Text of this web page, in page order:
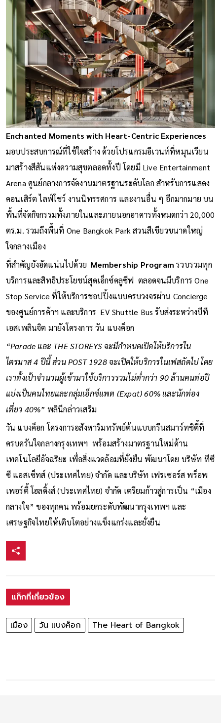
Enchanted Moments with Heart-Centric Experiences
มอบประสบการณ์ที่ใช้ใจสร้าง ด้วยโปรแกรมอีเวนท์ที่หมุนเวียน
มาสร้างสีสันแห่งความสุขตลอดทั้งปี โดยมี Live Entertainment
Arena ศูนย์กลางการจัดงานมาตรฐานระดับโลก สำหรับการแสดง
คอนเสิร์ต ไลฟ์โชว์ งานนิทรรศการ และงานอื่น ๆ อีกมากมาย บน
พื้นที่จัดกิจกรรมทั้งภายในและภายนอกอาคารทั้งหมดกว่า 20,000
ตร.ม. รวมถึงพื้นที่ One Bangkok Park สวนสีเขียวขนาดใหญ่
ใจกลางเมือง
ที่สำคัญยังอัดแน่นไปด้วย Membership Program รวบรวมทุก
บริการและสิทธิประโยชน์สุดเอ็กซ์คลูซีฟ ตลอดจนมีบริการ One
Stop Service ที่ให้บริการชอปปิ้งแบบครบวงจรผ่าน Concierge
ของศูนย์การค้าฯ และบริการ EV Shuttle Bus รับส่งระหว่างบีที
เอสเพลินจิต มายังโครงการ วัน แบงค็อก
“Parade และ THE STOREYS จะมีกำหนดเปิดให้บริการใน
ไตรมาส 4 ปีนี้ ส่วน POST 1928 จะเปิดให้บริการในเฟสถัดไป โดย
เราตั้งเป้าจำนวนผู้เข้ามาใช้บริการรวมไม่ต่ำกว่า 90 ล้านคนต่อปี
แบ่งเป็นคนไทยและกลุ่มเอ็กซ์แพต (Expat) 60% และนักท่อง
เที่ยว 40%” พลินีกล่าวเสริม
วัน แบงค็อก โครงการอสังหาริมทรัพย์ต้นแบบกรีนสมาร์ทซิตี้ที่
ครบครันใจกลางกรุงเทพฯ พร้อมสร้างมาตรฐานใหม่ด้าน
เทคโนโลยีอัจฉริยะ เพื่อสิ่งแวดล้อมที่ยั่งยืน พัฒนาโดย บริษัท ทีซี
ซี แอสเซ็ทส์ (ประเทศไทย) จำกัด และบริษัท เฟรเซอร์ส พร็อพ
เพอร์ตี้ โฮลดิ้งส์ (ประเทศไทย) จำกัด เตรียมก้าวสู่การเป็น “เมือง
กลางใจ” ของทุกคน พร้อมยกระดับพัฒนากรุงเทพฯ และ
เศรษฐกิจไทยให้เติบโตอย่างแข็งแกร่งและยั่งยืน
แท็กที่เกี่ยวข้อง
เมือง วัน แบงค็อก The Heart of Bangkok